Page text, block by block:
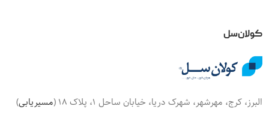
کولان‌سل
البرز، کرج، مهرشهر، شهرک دریا، خیابان ساحل 1، پلاک 18 ( مسیریابی)